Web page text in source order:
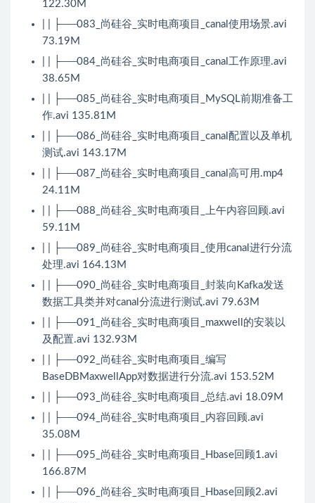
122.30M
| | ├──083_尚硅谷_实时电商项目_canal使用场景.avi
73.19M
| | ├──084_尚硅谷_实时电商项目_canal工作原理.avi
38.65M
| | ├──085_尚硅谷_实时电商项目_MySQL前期准备工
作.avi 135.81M
| | ├──086_尚硅谷_实时电商项目_canal配置以及单机
测试.avi 143.17M
| | ├──087_尚硅谷_实时电商项目_canal高可用.mp4
24.11M
| | ├──088_尚硅谷_实时电商项目_上午内容回顾.avi
59.11M
| | ├──089_尚硅谷_实时电商项目_使用canal进行分流
处理.avi 164.13M
| | ├──090_尚硅谷_实时电商项目_封装向Kafka发送
数据工具类并对canal分流进行测试.avi 79.63M
| | ├──091_尚硅谷_实时电商项目_maxwell的安装以
及配置.avi 132.93M
| | ├──092_尚硅谷_实时电商项目_编写
BaseDBMaxwellApp对数据进行分流.avi 153.52M
| | ├──093_尚硅谷_实时电商项目_总结.avi 18.09M
| | ├──094_尚硅谷_实时电商项目_内容回顾.avi
35.08M
| | ├──095_尚硅谷_实时电商项目_Hbase回顾1.avi
166.87M
| | ├──096_尚硅谷_实时电商项目_Hbase回顾2.avi